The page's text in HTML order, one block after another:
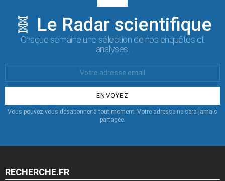
🧬 Le Radar scientifique
Chaque semaine une sélection de nos enquêtes et
analyses.
:
Vous pouvez vous désabonner à tout moment. Votre adresse ne sera jamais
partagée.
RECHERCHE.FR